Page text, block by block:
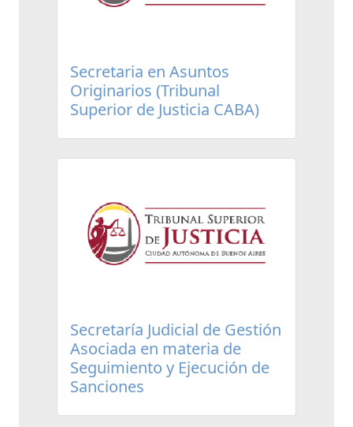
Secretaria en Asuntos
Originarios (Tribunal
Superior de Justicia CABA)
Secretaría Judicial de Gestión
Asociada en materia de
Seguimiento y Ejecución de
Sanciones